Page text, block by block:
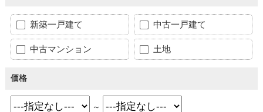
新築一戸建て 中古一戸建て
中古マンション 土地
価格
～